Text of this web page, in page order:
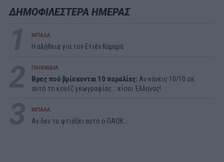
ΔΗΜΟΦΙΛΕΣΤΕΡΑ ΗΜΕΡΑΣ
ΜΠΑΛΑ
Η αλήθεια για τον Ετιέν Καμαρά
ΠΑΙΧΝΙΔΙΑ
Βρες πού βρίσκονται 10 παραλίες: Αν κάνεις 10/10 σε
αυτό το κουίζ γεωγραφίας... είσαι Έλληνας!
ΜΠΑΛΑ
Αν δεν το φτιάξει αυτό ο ΠΑΟΚ…